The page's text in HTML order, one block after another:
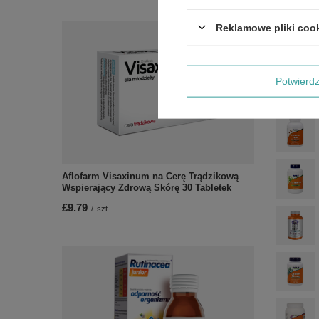
Aflofarm Visaxinum na Cerę Trądzikową
Wspierający Zdrową Skórę 30 Tabletek
£9.79 / szt.
Reklamowe pliki